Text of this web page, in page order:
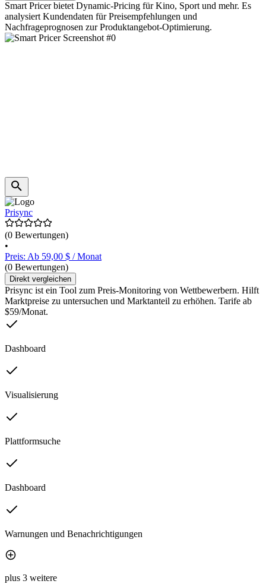
Smart Pricer bietet Dynamic-Pricing für Kino, Sport und mehr. Es
analysiert Kundendaten für Preisempfehlungen und
Nachfrageprognosen zur Produktangebot-Optimierung.
Prisync
(0 Bewertungen)
•
Preis: Ab 59,00 $ / Monat
(0 Bewertungen)
Direkt vergleichen
Prisync ist ein Tool zum Preis-Monitoring von Wettbewerbern. Hilft
Marktpreise zu untersuchen und Marktanteil zu erhöhen. Tarife ab
$59/Monat.
Dashboard
Visualisierung
Plattformsuche
Dashboard
Warnungen und Benachrichtigungen
plus 3 weitere